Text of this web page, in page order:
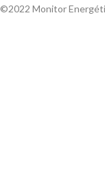
©2022 Monitor